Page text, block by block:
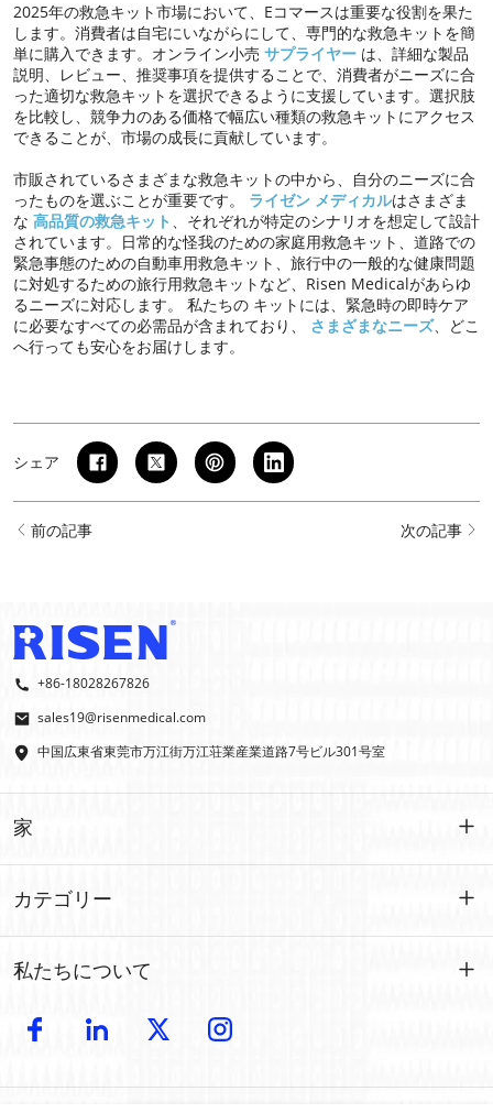
2025年の救急キット市場において、Eコマースは重要な役割を果た
します。消費者は自宅にいながらにして、専門的な救急キットを簡
単に購入できます。オンライン小売 サプライヤー は、詳細な製品
説明、レビュー、推奨事項を提供することで、消費者がニーズに合
った適切な救急キットを選択できるように支援しています。選択肢
を比較し、競争力のある価格で幅広い種類の救急キットにアクセス
できることが、市場の成長に貢献しています。
市販されているさまざまな救急キットの中から、自分のニーズに合
ったものを選ぶことが重要です。 ライゼン メディカルはさまざま
な 高品質の救急キット 、それぞれが特定のシナリオを想定して設計
されています。日常的な怪我のための家庭用救急キット、道路での
緊急事態のための自動車用救急キット、旅行中の一般的な健康問題
に対処するための旅行用救急キットなど、Risen Medicalがあらゆ
るニーズに対応します。 私たちの キットには、緊急時の即時ケア
に必要なすべての必需品が含まれており、
さまざまなニーズ、どこ
へ行っても安心をお届けします。
シェア
前の記事 次の記事
+86-18028267826
sales19@risenmedical.com
中国広東省東莞市万江街万江荘業産業道路7号ビル301号室
家
製品
製造
卸売
カテゴリー
カスタマイズされた
私たちについて
導入